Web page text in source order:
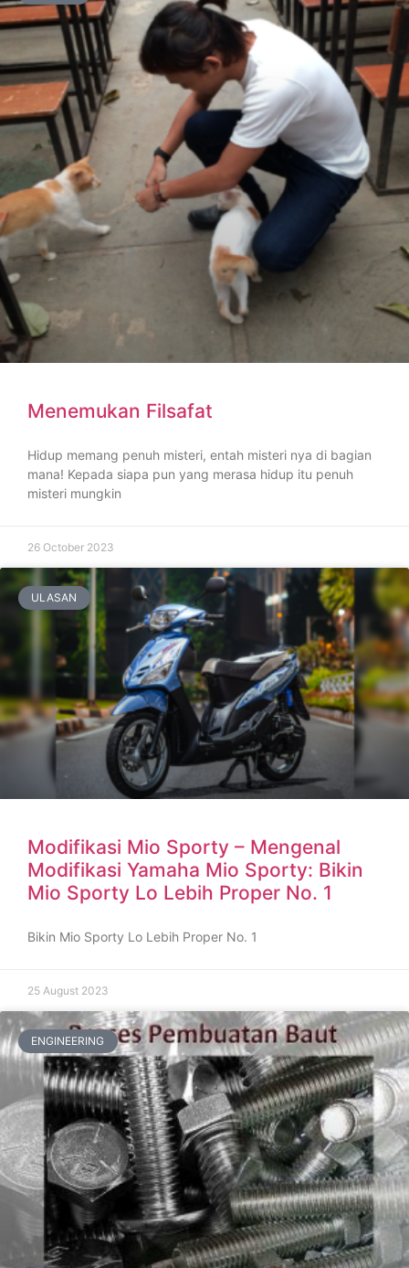
Menemukan Filsafat
Hidup memang penuh misteri, entah misteri nya di bagian
mana! Kepada siapa pun yang merasa hidup itu penuh
misteri mungkin
26 October 2023
ULASAN
Modifikasi Mio Sporty – Mengenal
Modifikasi Yamaha Mio Sporty: Bikin
Mio Sporty Lo Lebih Proper No. 1
Bikin Mio Sporty Lo Lebih Proper No. 1
25 August 2023
ENGINEERING